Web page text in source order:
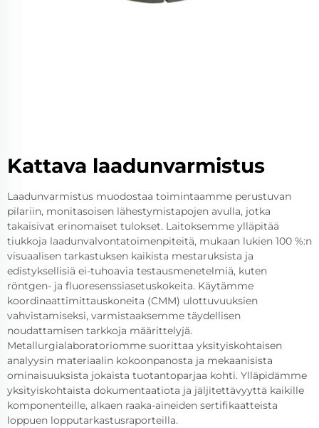
Kattava laadunvarmistus
Laadunvarmistus muodostaa toimintaamme perustuvan
pilariin, monitasoisen lähestymistapojen avulla, jotka
takaisivat erinomaiset tulokset. Laitoksemme ylläpitää
tiukkoja laadunvalvontatoimenpiteitä, mukaan lukien 100 %:n
visuaalisen tarkastuksen kaikista mestaruksista ja
edistyksellisiä ei-tuhoavia testausmenetelmiä, kuten
röntgen- ja fluoresenssiasetuskokeita. Käytämme
koordinaattimittauskoneita (CMM) ulottuvuuksien
vahvistamiseksi, varmistaaksemme täydellisen
noudattamisen tarkkoja määrittelyjä.
Metallurgialaboratoriomme suorittaa yksityiskohtaisen
analyysin materiaalin kokoonpanosta ja mekaanisista
ominaisuuksista jokaista tuotantoparjaa kohti. Ylläpidämme
yksityiskohtaista dokumentaatiota ja jäljitettävyyttä kaikille
komponenteille, alkaen raaka-aineiden sertifikaatteista
loppuen lopputarkastusraporteilla.